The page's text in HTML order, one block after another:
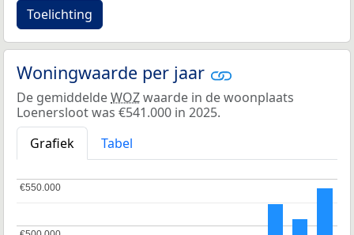
Toelichting
Woningwaarde per jaar
De gemiddeldeWOZwaarde in de woonplaats
Loenersloot was €541.000 in 2025.
Grafiek
Tabel
€550.000
€550.000